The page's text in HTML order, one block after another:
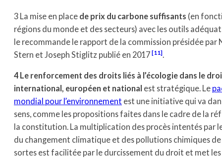
3 La mise en place de prix du carbone suffisants (en
régions du monde et des secteurs) avec les outils
le recommande le rapport de la commission présidée par
Stern et Joseph Stiglitz publié en 2017 [11].
4 Le renforcement des droits liés à l’écologie dans le
international, européen et national est stratégique. Le
mondial pour l’environnement est une initiative qui va
sens, comme les propositions faites dans le cadre de la
la constitution. La multiplication des procès intentés par
du changement climatique et des pollutions chimiques
sortes est facilitée par le durcissement du droit et met